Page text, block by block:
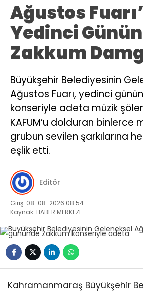
Ağustos
Yedinci
Zakkum
Büyükşehir Belediyesinin
Ağustos Fuarı, yedinci
konseriyle adeta müzik
KAFUM’u dolduran binlerce
grubun sevilen şarkılarına
eşlik etti.
Editör
Giriş: 08-08-2026 08:54
Kaynak: HABER MERKEZI
Kahramanmaraş Büyükşehir